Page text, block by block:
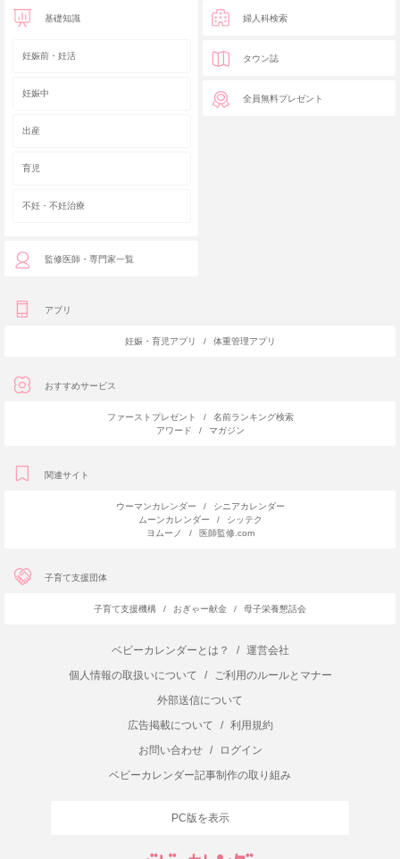
基礎知識
妊娠前・妊活
妊娠中
出産
育児
不妊・不妊治療
監修医師・専門家一覧
婦人科検索
タウン誌
全員無料プレゼント
アプリ
妊娠・育児アプリ / 体重管理アプリ
おすすめサービス
ファーストプレゼント /
名前ランキング検索
アワード
/ マガジン
関連サイト
ウーマンカレンダー /
シニアカレンダー
ムーンカレンダー
/
シッテク
ヨムーノ
/ 医師監修.com
子育て支援団体
子育て支援機構 / おぎゃー献金 / 母子栄養懇話会
ベビーカレンダーとは？ /
運営会社
個人情報の取扱いについて
/
ご利用のルールとマナー
外部送信について
広告掲載について
/
利用規約
お問い合わせ
/
ログイン
ベビーカレンダー記事制作の取り組み
PC版を表示